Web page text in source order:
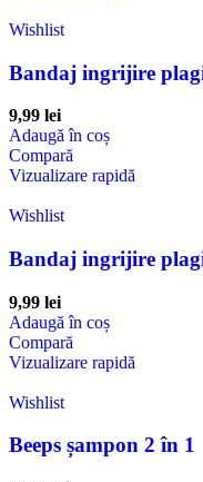
Wishlist
Bandaj ingrijire
9,99 lei
Adaugă în coș
Compară
Vizualizare rapidă
Wishlist
Bandaj ingrijire
9,99 lei
Adaugă în coș
Compară
Vizualizare rapidă
Wishlist
Beeps șampon 2 în 1